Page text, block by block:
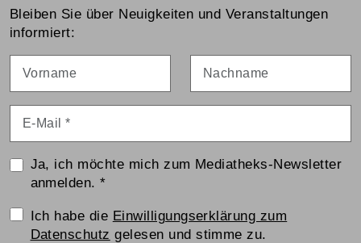
Bleiben Sie über Neuigkeiten und Veranstaltungen
informiert:
Ja, ich möchte mich zum Mediatheks-Newsletter
anmelden.*
Einwilligungserklärung
Ich habe die Einwilligungserklärung zum
Datenschutz gelesen und stimme zu.